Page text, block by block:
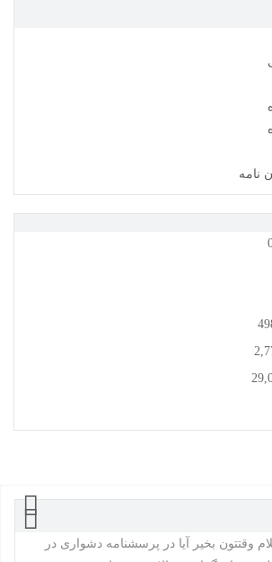
نامه
وقتتون بخیر آیا در پرسشنامه دشواری در